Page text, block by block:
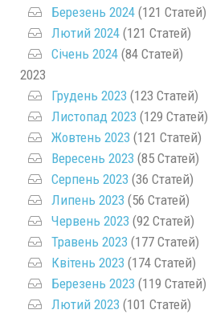
Березень 2024 (121 Статей)
Лютий 2024 (121 Статей)
Січень 2024 (84 Статей)
2023
Грудень 2023 (123 Статей)
Листопад 2023 (129 Статей)
Жовтень 2023 (121 Статей)
Вересень 2023 (85 Статей)
Серпень 2023 (36 Статей)
Липень 2023 (56 Статей)
Червень 2023 (92 Статей)
Травень 2023 (177 Статей)
Квітень 2023 (174 Статей)
Березень 2023 (119 Статей)
Лютий 2023 (101 Статей)